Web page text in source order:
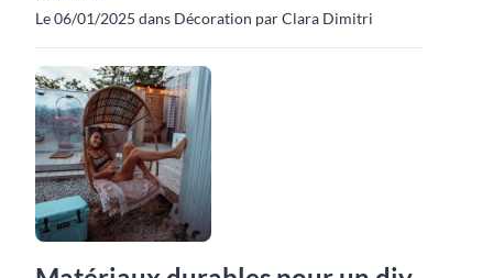
Le 06/01/2025 dans Décoration par Clara Dimitri